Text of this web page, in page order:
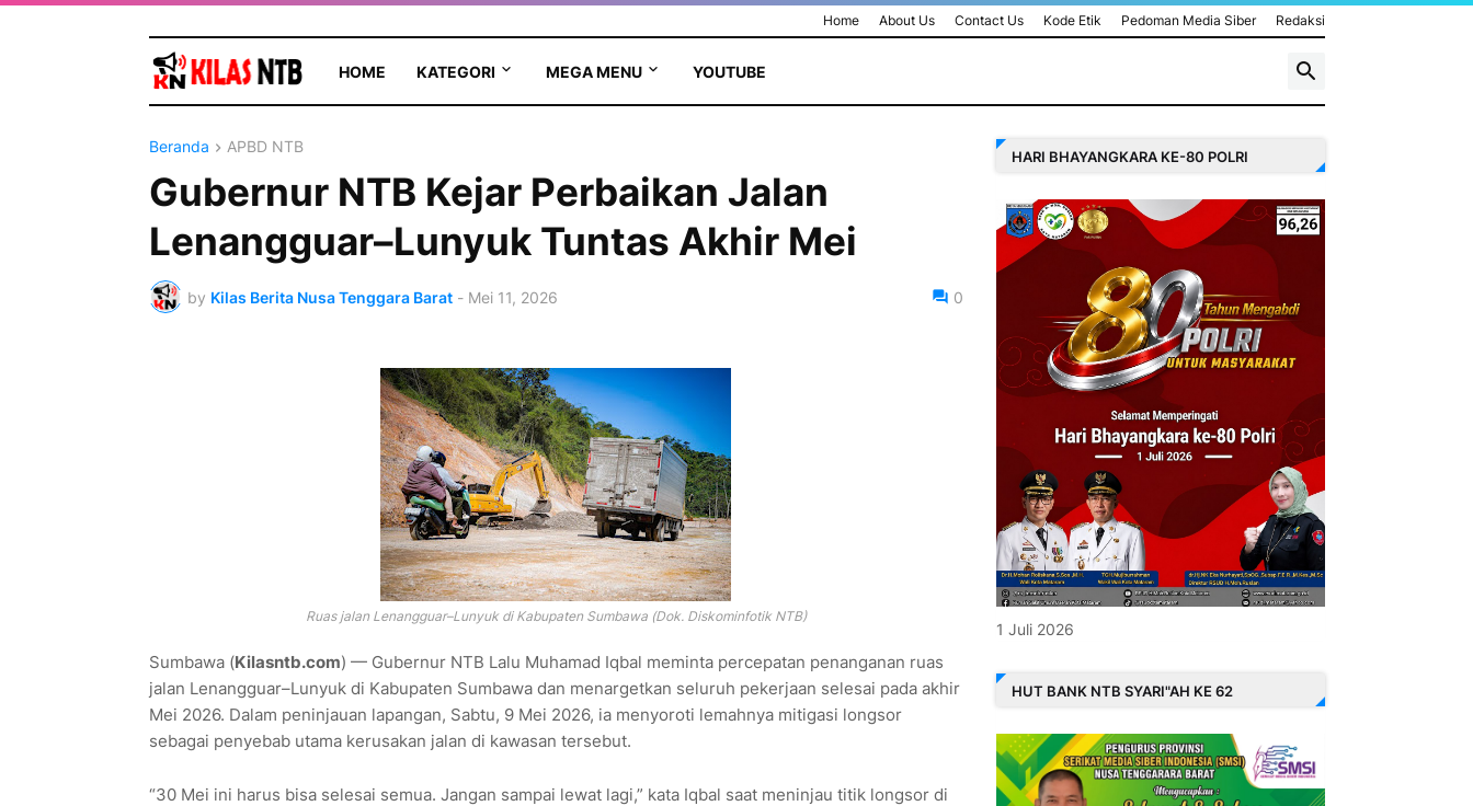
Home About Us Contact Us Kode Etik Pedoman Media Siber Redaksi
HOME KATEGORI MEGA MENU YOUTUBE
Beranda APBD NTB
Gubernur NTB Kejar Perbaikan Jalan
Lenangguar–Lunyuk Tuntas Akhir Mei
by Kilas Berita Nusa Tenggara Barat - Mei 11, 2026 0
Ruas jalan Lenangguar–Lunyuk di Kabupaten Sumbawa (Dok. Diskominfotik NTB)
Sumbawa (Kilasntb.com) — Gubernur NTB Lalu Muhamad Iqbal meminta percepatan penanganan ruas
jalan Lenangguar–Lunyuk di Kabupaten Sumbawa dan menargetkan seluruh pekerjaan selesai pada akhir
Mei 2026. Dalam peninjauan lapangan, Sabtu, 9 Mei 2026, ia menyoroti lemahnya mitigasi longsor
sebagai penyebab utama kerusakan jalan di kawasan tersebut.
“30 Mei ini harus bisa selesai semua. Jangan sampai lewat lagi,” kata Iqbal saat meninjau titik longsor di
HARI BHAYANGKARA KE-80 POLRI
1 Juli 2026
HUT BANK NTB SYARI"AH KE 62